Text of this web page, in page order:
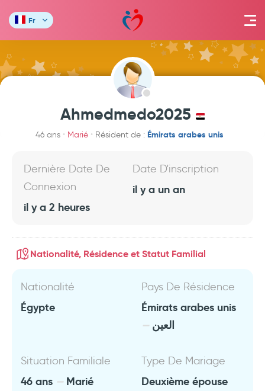
Fr
Ahmedmedo2025
46 ans Marié Résident de : Émirats arabes unis
Dernière Date De
Connexion
il y a 2 heures
Date D'inscription
il y a un an
Nationalité, Résidence et Statut Familial
Nationalité
Égypte
Pays De Résidence
Émirats arabes unis
العين
Situation Familiale
46 ans
Marié
Type De Mariage
Deuxième épouse